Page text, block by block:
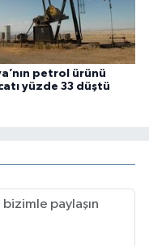
petrol ürünü
yüzde 33 düştü